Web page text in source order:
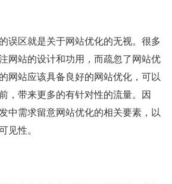
误区就是关于网站优化的无视。很多
网站的设计和功用，而疏忽了网站优
网站应该具备良好的网站优化，可以
，带来更多的有针对性的流量。因
中需求留意网站优化的相关要素，以
见性。